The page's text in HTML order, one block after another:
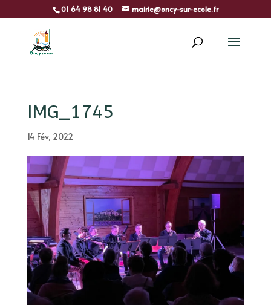
01 64 98 81 40 mairie@oncy-sur-ecole.fr
IMG_1745
14 Fév, 2022